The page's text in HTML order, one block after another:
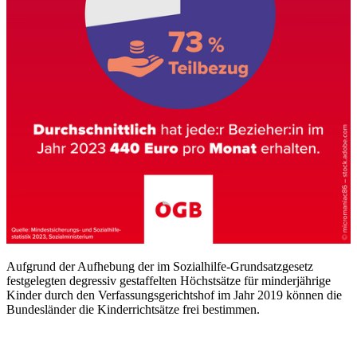
Aufgrund der Aufhebung der im Sozialhilfe-Grundsatzgesetz
festgelegten degressiv gestaffelten Höchstsätze für minderjährige
Kinder durch den Verfassungsgerichtshof im Jahr 2019 können die
Bundesländer die Kinderrichtsätze frei bestimmen.